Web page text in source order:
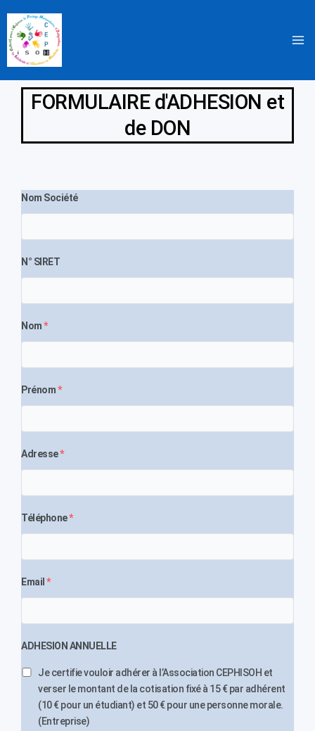
au
contenu
FORMULAIRE d'ADHESION et
de DON
Nom Société
N° SIRET
Nom*
Prénom*
Adresse*
Téléphone*
Email *
ADHESION ANNUELLE
Je certifie vouloir adhérer à l’Association CEPHISOH et
verser le montant de la cotisation fixé à 15 € par adhérent
(10 € pour un étudiant) et 50 € pour une personne morale.
(Entreprise)